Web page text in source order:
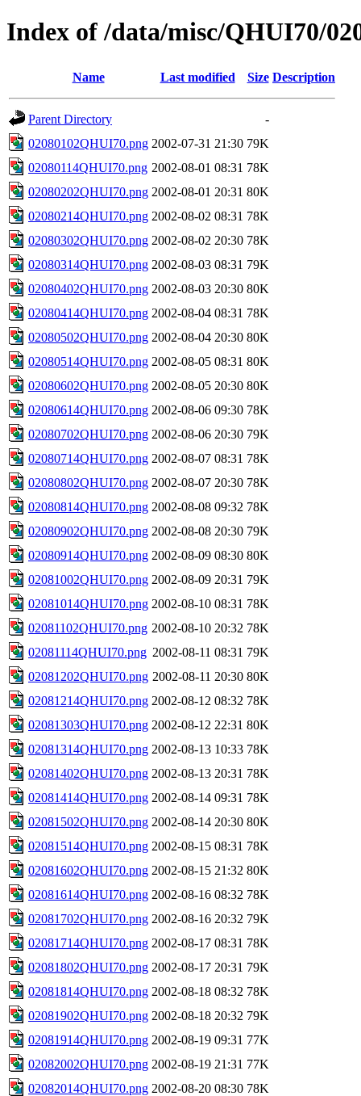
Index of /data/misc/QHUI70/
Name Last modified Size Description
Parent Directory
-
02080102QHUI70.png 2002-07-31 21:30 79K
02080114QHUI70.png 2002-08-01 08:31 78K
02080202QHUI70.png 2002-08-01 20:31 80K
02080214QHUI70.png 2002-08-02 08:31 78K
02080302QHUI70.png 2002-08-02 20:30 78K
02080314QHUI70.png 2002-08-03 08:31 79K
02080402QHUI70.png 2002-08-03 20:30 80K
02080414QHUI70.png 2002-08-04 08:31 78K
02080502QHUI70.png 2002-08-04 20:30 80K
02080514QHUI70.png 2002-08-05 08:31 80K
02080602QHUI70.png 2002-08-05 20:30 80K
02080614QHUI70.png 2002-08-06 09:30 78K
02080702QHUI70.png 2002-08-06 20:30 79K
02080714QHUI70.png 2002-08-07 08:31 78K
02080802QHUI70.png 2002-08-07 20:30 78K
02080814QHUI70.png 2002-08-08 09:32 78K
02080902QHUI70.png 2002-08-08 20:30 79K
02080914QHUI70.png 2002-08-09 08:30 80K
02081002QHUI70.png 2002-08-09 20:31 79K
02081014QHUI70.png 2002-08-10 08:31 78K
02081102QHUI70.png 2002-08-10 20:32 78K
02081114QHUI70.png 2002-08-11 08:31 79K
02081202QHUI70.png 2002-08-11 20:30 80K
02081214QHUI70.png 2002-08-12 08:32 78K
02081303QHUI70.png 2002-08-12 22:31 80K
02081314QHUI70.png 2002-08-13 10:33 78K
02081402QHUI70.png 2002-08-13 20:31 78K
02081414QHUI70.png 2002-08-14 09:31 78K
02081502QHUI70.png 2002-08-14 20:30 80K
02081514QHUI70.png 2002-08-15 08:31 78K
02081602QHUI70.png 2002-08-15 21:32 80K
02081614QHUI70.png 2002-08-16 08:32 78K
02081702QHUI70.png 2002-08-16 20:32 79K
02081714QHUI70.png 2002-08-17 08:31 78K
02081802QHUI70.png 2002-08-17 20:31 79K
02081814QHUI70.png 2002-08-18 08:32 78K
02081902QHUI70.png 2002-08-18 20:32 79K
02081914QHUI70.png 2002-08-19 09:31 77K
02082002QHUI70.png 2002-08-19 21:31 77K
02082014QHUI70.png 2002-08-20 08:30 78K